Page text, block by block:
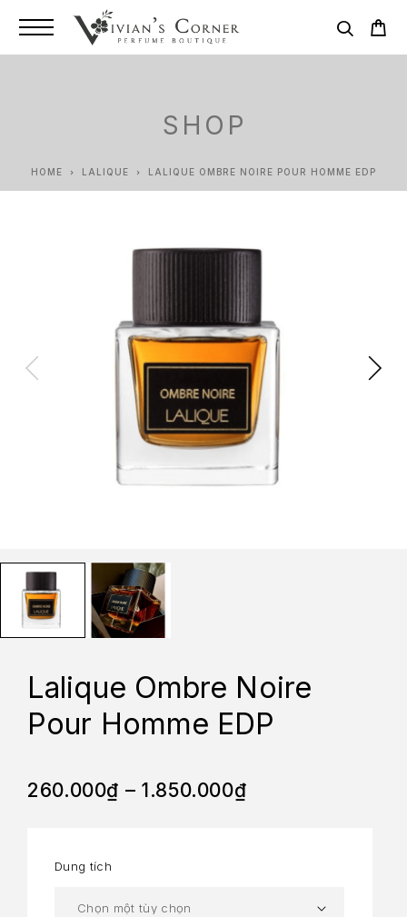
SHOP
HOME LALIQUE LALIQUE OMBRE NOIRE POUR HOMME EDP
Lalique Ombre Noire
Pour Homme EDP
260.000₫ – 1.850.000₫
Dung tích